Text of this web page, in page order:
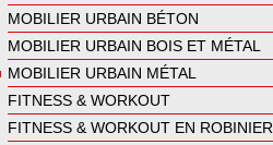
MOBILIER URBAIN BÉTON
MOBILIER URBAIN BOIS ET MÉTAL
MOBILIER URBAIN MÉTAL
FITNESS & WORKOUT
FITNESS & WORKOUT EN ROBINIER